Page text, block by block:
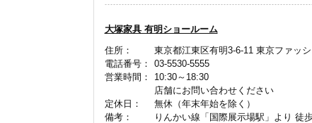
大塚家具 有明ショールーム
住所：
東京都江東区有明3-6-11 東京ファッ
電話番号：
03-5530-5555
営業時間：
10:30～18:30
店舗にお問い合わせください
定休日：
無休（年末年始を除く）
備考：
りんかい線「国際展示場駅」より 徒